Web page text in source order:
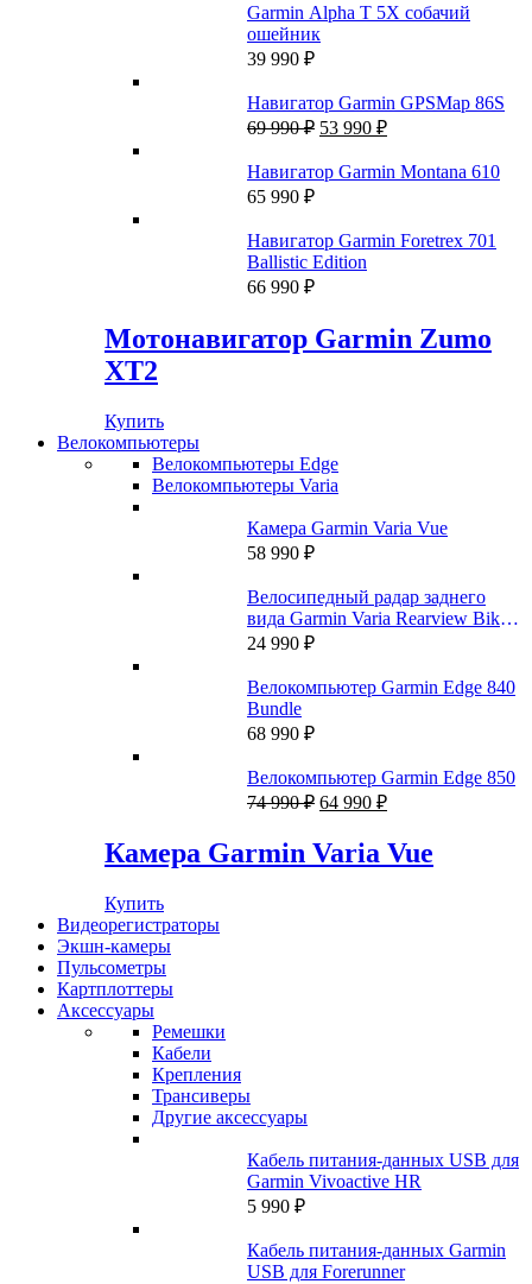
Garmin Alpha T 5X собачий
ошейник
39 990 ₽
Навигатор Garmin GPSMap 86S
69 990₽ Первоначальная
составляла
69
53 990 ₽Текущая
53
Навигатор Garmin Montana 610
65 990 ₽
Навигатор Garmin Foretrex 701
Ballistic Edition
66 990 ₽
Мотонавигатор Garmin Zumo
XT2
Купить
Велокомпьютеры
Велокомпьютеры Edge
Велокомпьютеры Varia
Камера Garmin Varia Vue
58 990 ₽
Велосипедный радар заднего
вида Garmin Varia Rearview Bike
Radar RTL500
24 990 ₽
Велокомпьютер Garmin Edge 840
Bundle
68 990 ₽
Велокомпьютер Garmin Edge 850
74 990₽ Первоначальная
составляла
74
64 990 ₽Текущая
64
990 ₽.
Камера Garmin Varia Vue
Купить
Видеорегистраторы
Экшн-камеры
Пульсометры
Картплоттеры
Аксессуары
Ремешки
Кабели
Крепления
Трансиверы
Другие аксессуары
Кабель питания-данных USB для
Garmin Vivoactive HR
5 990 ₽
Кабель питания-данных Garmin
USB для Forerunner